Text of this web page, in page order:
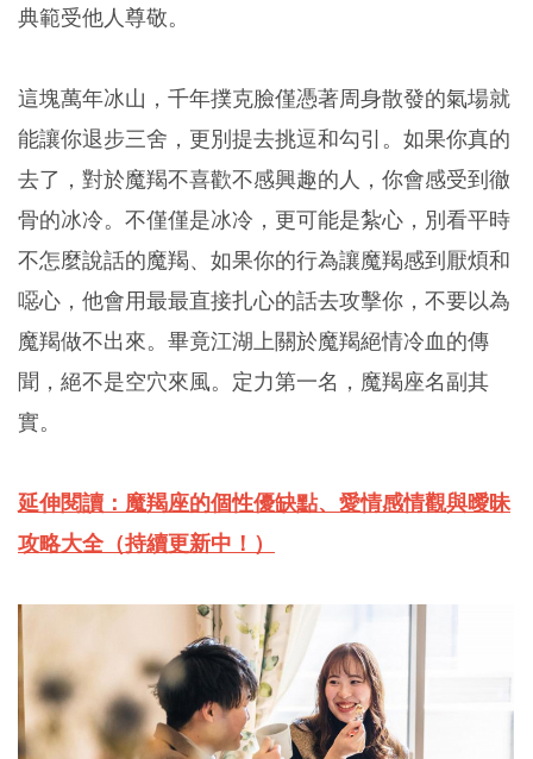
典範受他人尊敬。
這塊萬年冰山，千年撲克臉僅憑著周身散發的氣場就
能讓你退步三舍，更別提去挑逗和勾引。如果你真的
去了，對於魔羯不喜歡不感興趣的人，你會感受到徹
骨的冰冷。不僅僅是冰冷，更可能是紮心，別看平時
不怎麼說話的魔羯、如果你的行為讓魔羯感到厭煩和
噁心，他會用最最直接扎心的話去攻擊你，不要以為
魔羯做不出來。畢竟江湖上關於魔羯絕情冷血的傳
聞，絕不是空穴來風。定力第一名，魔羯座名副其
實。
延伸閱讀：魔羯座的個性優缺點、愛情感情觀與曖昧
攻略大全（持續更新中！）